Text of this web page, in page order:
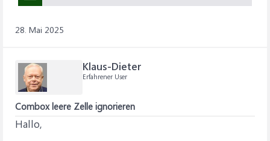
28. Mai 2025
Klaus-Dieter
Erfahrener User
Combox leere Zelle ignorieren
Hallo,